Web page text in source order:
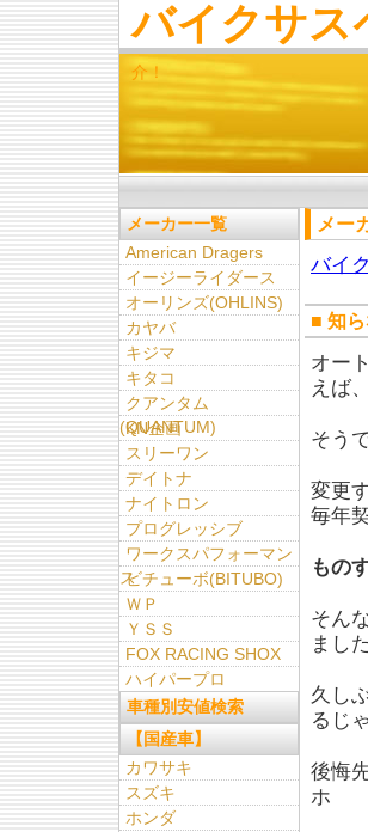
バイクサス
介！
メー
バイ
■ 知
オー
えば
そう
変更
毎年
もの
そん
まし
久し
るじ
後悔
ホ
メーカー一覧
American Dragers
イージーライダース
オーリンズ(OHLINS)
カヤバ
キジマ
キタコ
クアンタム
(QUANTUM)
KN企画
スリーワン
デイトナ
ナイトロン
プログレッシブ
ワークスパフォーマン
ス
ビチューボ(BITUBO)
ＷＰ
ＹＳＳ
FOX RACING SHOX
ハイパープロ
車種別安値検索
【国産車】
カワサキ
スズキ
ホンダ